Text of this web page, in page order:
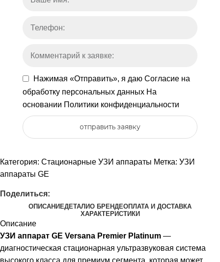
Нажимая «Отправить», я даю Согласие на
обработку персональных данных На
основании Политики конфиденциальности
отправить заявку
Категория: Стационарные УЗИ аппараты Метка: УЗИ
аппараты GE
Поделиться:
ОПИСАНИЕДЕТАЛИО БРЕНДЕОПЛАТА И ДОСТАВКА
ХАРАКТЕРИСТИКИ
Описание
УЗИ аппарат GE Versana Premier Platinum —
диагностическая стационарная ультразвуковая система
высокого класса для премиум сегмента, которая может